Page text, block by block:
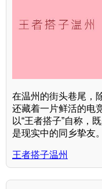
在温州的街头巷尾，
还藏着一片鲜活的电
以“王者搭子”自称，
是现实中的同乡挚友。
王者搭子温州